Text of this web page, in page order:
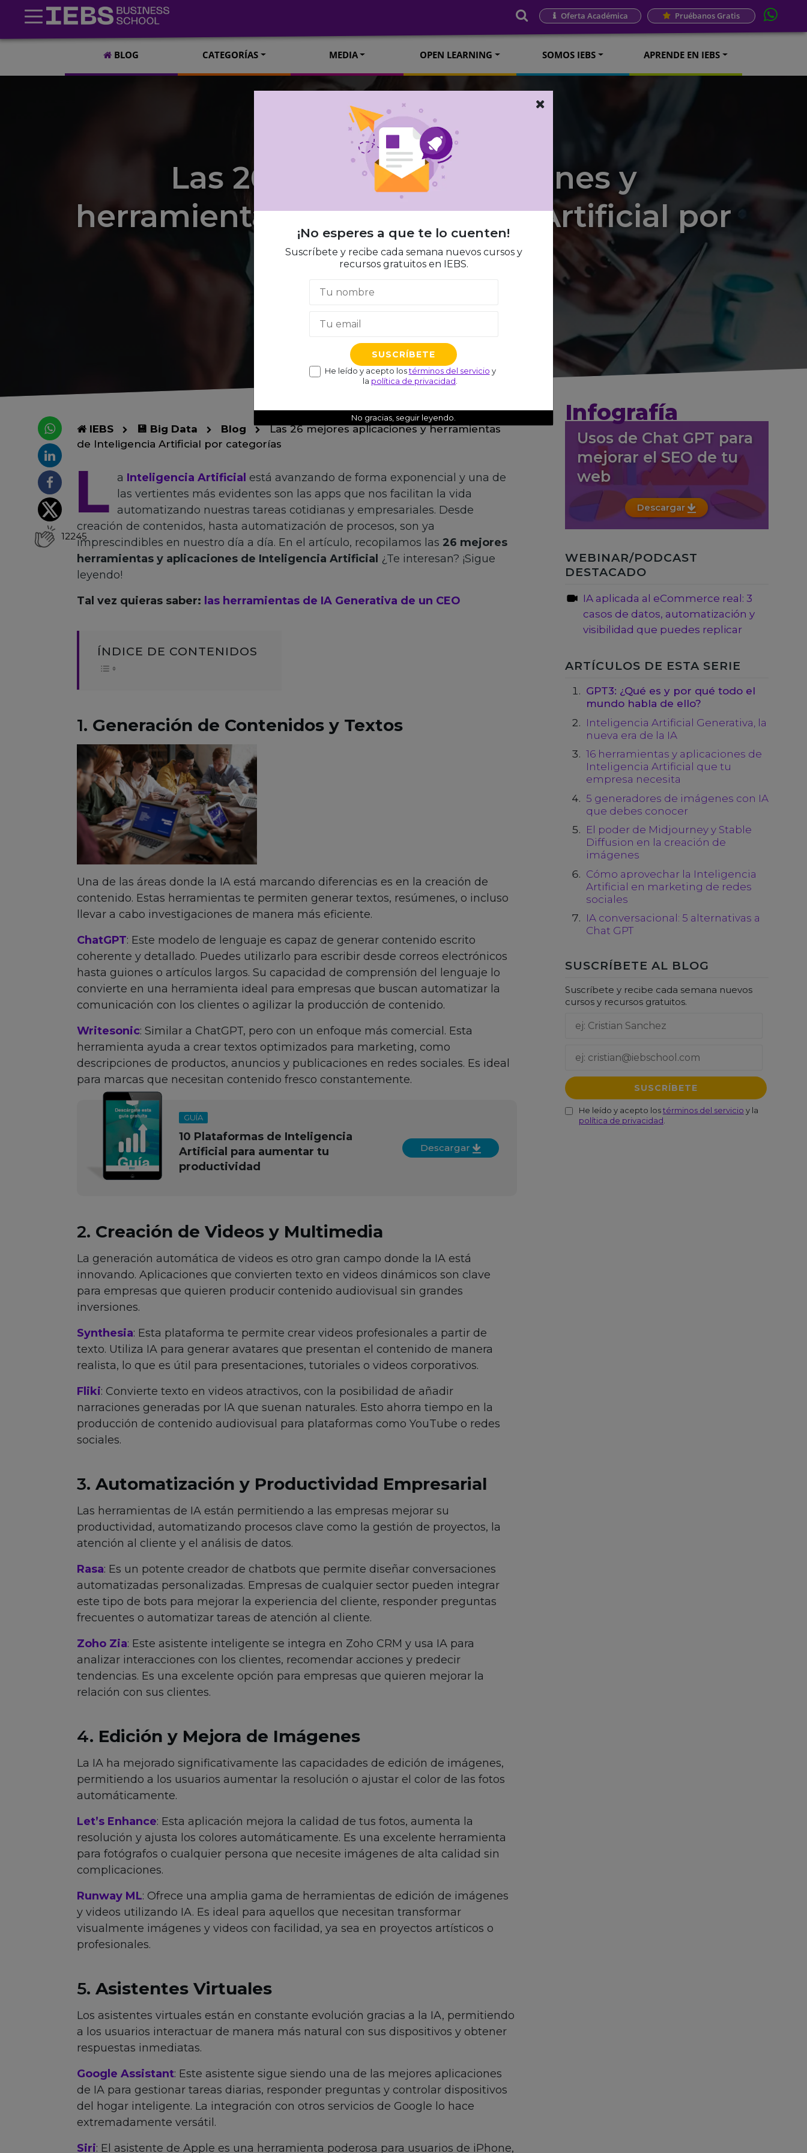
Oferta Académica Pruébanos Gratis
BLOG CATEGORÍAS MEDIA OPEN LEARNING SOMOS IEBS APRENDE EN IEBS
BIG DATA
Las 26 mejores aplicaciones y
herramientas de Inteligencia Artificial por
categorías
12245
IEBS 💾 Big Data Blog
Las 26 mejores aplicaciones y herramientas
de Inteligencia Artificial por categorías
L a Inteligencia Artificial está avanzando de forma exponencial y una de
las vertientes más evidentes son las apps que nos facilitan la vida
automatizando nuestras tareas cotidianas y empresariales. Desde
creación de contenidos, hasta automatización de procesos, son ya
imprescindibles en nuestro día a día. En el artículo, recopilamos las 26 mejores
herramientas y aplicaciones de Inteligencia Artificial ¿Te interesan? ¡Sigue
leyendo!
Tal vez quieras saber: las herramientas de IA Generativa de un CEO
ÍNDICE DE CONTENIDOS
1. Generación de Contenidos y Textos
Una de las áreas donde la IA está marcando diferencias es en la creación de
contenido. Estas herramientas te permiten generar textos, resúmenes, o incluso
llevar a cabo investigaciones de manera más eficiente.
ChatGPT: Este modelo de lenguaje es capaz de generar contenido escrito
coherente y detallado. Puedes utilizarlo para escribir desde correos electrónicos
hasta guiones o artículos largos. Su capacidad de comprensión del lenguaje lo
convierte en una herramienta ideal para empresas que buscan automatizar la
comunicación con los clientes o agilizar la producción de contenido.
Writesonic: Similar a ChatGPT, pero con un enfoque más comercial. Esta
herramienta ayuda a crear textos optimizados para marketing, como
descripciones de productos, anuncios y publicaciones en redes sociales. Es ideal
para marcas que necesitan contenido fresco constantemente.
GUÍA
10 Plataformas de Inteligencia
Artificial para aumentar tu
productividad
Descargar
2. Creación de Videos y Multimedia
La generación automática de videos es otro gran campo donde la IA está
innovando. Aplicaciones que convierten texto en videos dinámicos son clave
para empresas que quieren producir contenido audiovisual sin grandes
inversiones.
Synthesia: Esta plataforma te permite crear videos profesionales a partir de
texto. Utiliza IA para generar avatares que presentan el contenido de manera
realista, lo que es útil para presentaciones, tutoriales o videos corporativos.
Fliki: Convierte texto en videos atractivos, con la posibilidad de añadir
narraciones generadas por IA que suenan naturales. Esto ahorra tiempo en la
producción de contenido audiovisual para plataformas como YouTube o redes
sociales.
3. Automatización y Productividad Empresarial
Las herramientas de IA están permitiendo a las empresas mejorar su
productividad, automatizando procesos clave como la gestión de proyectos, la
atención al cliente y el análisis de datos.
Rasa: Es un potente creador de chatbots que permite diseñar conversaciones
automatizadas personalizadas. Empresas de cualquier sector pueden integrar
este tipo de bots para mejorar la experiencia del cliente, responder preguntas
frecuentes o automatizar tareas de atención al cliente.
Zoho Zia: Este asistente inteligente se integra en Zoho CRM y usa IA para
analizar interacciones con los clientes, recomendar acciones y predecir
tendencias. Es una excelente opción para empresas que quieren mejorar la
relación con sus clientes.
4. Edición y Mejora de Imágenes
La IA ha mejorado significativamente las capacidades de edición de imágenes,
permitiendo a los usuarios aumentar la resolución o ajustar el color de las fotos
automáticamente.
Let’s Enhance: Esta aplicación mejora la calidad de tus fotos, aumenta la
resolución y ajusta los colores automáticamente. Es una excelente herramienta
para fotógrafos o cualquier persona que necesite imágenes de alta calidad sin
complicaciones.
Runway ML: Ofrece una amplia gama de herramientas de edición de imágenes
y videos utilizando IA. Es ideal para aquellos que necesitan transformar
visualmente imágenes y videos con facilidad, ya sea en proyectos artísticos o
profesionales.
5. Asistentes Virtuales
Los asistentes virtuales están en constante evolución gracias a la IA, permitiendo
a los usuarios interactuar de manera más natural con sus dispositivos y obtener
respuestas inmediatas.
Google Assistant: Este asistente sigue siendo una de las mejores aplicaciones
de IA para gestionar tareas diarias, responder preguntas y controlar dispositivos
del hogar inteligente. La integración con otros servicios de Google lo hace
extremadamente versátil.
Siri: El asistente de Apple es una herramienta poderosa para usuarios de iPhone,
Infografía
Usos de Chat GPT para
mejorar el SEO de tu
web
Descargar
WEBINAR/PODCAST
DESTACADO
IA aplicada al eCommerce real: 3
casos de datos, automatización y
visibilidad que puedes replicar
ARTÍCULOS DE ESTA SERIE
GPT3: ¿Qué es y por qué todo el
mundo habla de ello?
Inteligencia Artificial Generativa, la
nueva era de la IA
16 herramientas y aplicaciones de
Inteligencia Artificial que tu
empresa necesita
5 generadores de imágenes con IA
que debes conocer
El poder de Midjourney y Stable
Diffusion en la creación de
imágenes
Cómo aprovechar la Inteligencia
Artificial en marketing de redes
sociales
IA conversacional: 5 alternativas a
Chat GPT
SUSCRÍBETE AL BLOG
Suscríbete y recibe cada semana nuevos
cursos y recursos gratuitos.
He leído y acepto lostérminos del servicio y la
política de privacidad
¡No esperes a que te lo cuenten!
Suscríbete y recibe cada semana nuevos cursos y
recursos gratuitos en IEBS.
He leído y acepto lostérminos del servicio y
la política de privacidad
No gracias, seguir leyendo.